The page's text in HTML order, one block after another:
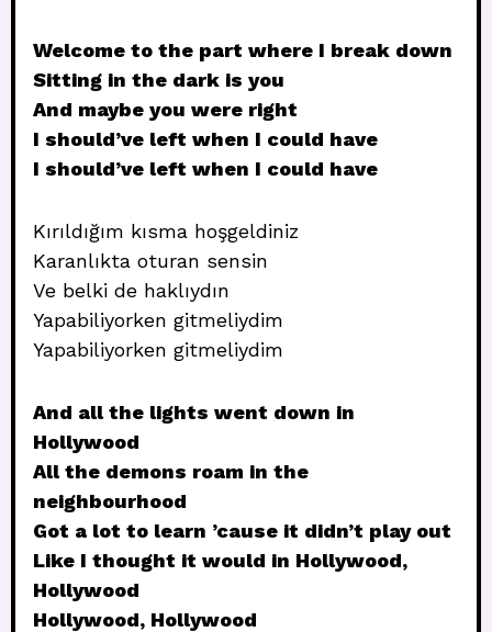
Welcome to the part where I break down
Sitting in the dark is you
And maybe you were right
I should’ve left when I could have
I should’ve left when I could have
Kırıldığım kısma hoşgeldiniz
Karanlıkta oturan sensin
Ve belki de haklıydın
Yapabiliyorken gitmeliydim
Yapabiliyorken gitmeliydim
And all the lights went down in
Hollywood
All the demons roam in the
neighbourhood
Got a lot to learn ’cause it didn’t play out
Like I thought it would in Hollywood,
Hollywood
Hollywood, Hollywood